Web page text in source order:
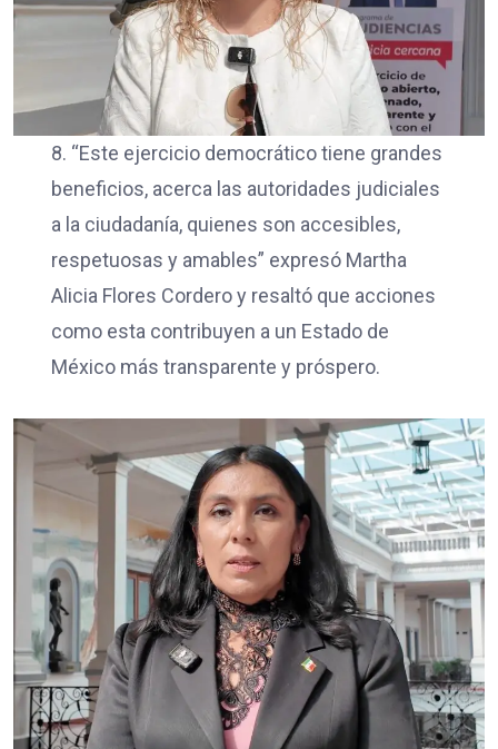
8. “Este ejercicio democrático tiene grandes
beneficios, acerca las autoridades judiciales
a la ciudadanía, quienes son accesibles,
respetuosas y amables” expresó Martha
Alicia Flores Cordero y resaltó que acciones
como esta contribuyen a un Estado de
México más transparente y próspero.